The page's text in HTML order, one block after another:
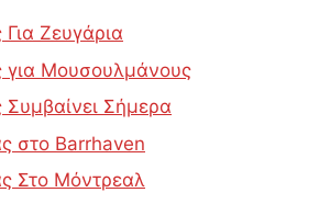
Ζευγάρια
Μουσουλμάνους
Σήμερα
στο Barrhaven
Στο Μόντρεαλ